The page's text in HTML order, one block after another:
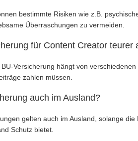
bestimmte Risiken wie z.B.
Überraschungen zu vermeiden.
für Content Creator teurer
Versicherung hängt von
zahlen müssen.
auch im Ausland?
gelten auch im Ausland, solange
Schutz bietet.